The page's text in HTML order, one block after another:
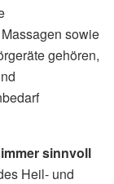
sowie
gehören,
sinnvoll
Heil- und